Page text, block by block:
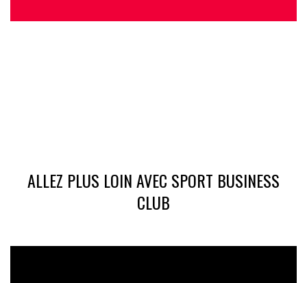
ALLEZ PLUS LOIN AVEC SPORT BUSINESS
CLUB